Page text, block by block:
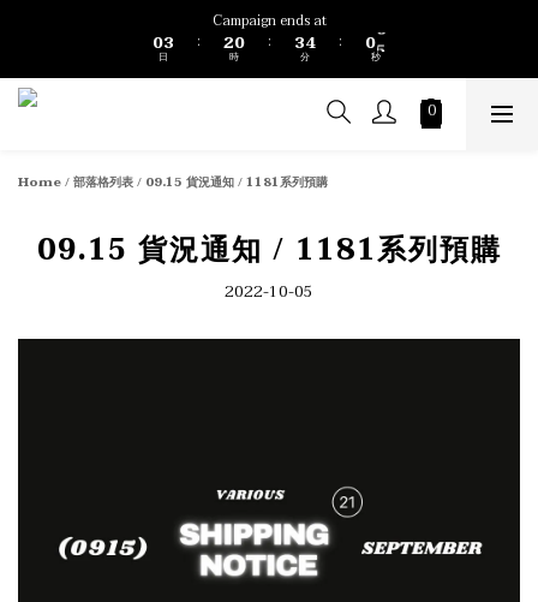
Campaign ends at
03
2
1
日
:
3
2
1
0
1
0
時
:
4
3
2
1
5
4
3
2
分
:
05
4
3
2
1
秒
Home/部落格列表/ 09.15 貨況通知 / 1181系列預購
09.15 貨況通知 / 1181系列預購
2022-10-05